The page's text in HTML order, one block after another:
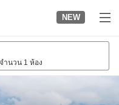
NEW
จำนวน 1 ห้อง